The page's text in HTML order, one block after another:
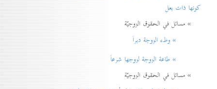
كونها ذات بعل
» مسائل في الحقوق الزوجيّة
» وطء الزوجة دبراً
» طاعة الزوجة لزوجها شرعاً
» مسائل في الحقوق الزوجيّة